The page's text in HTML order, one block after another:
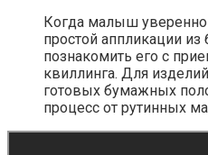
Когда малыш уверенно
простой аппликации из
познакомить его с
квиллинга. Для
готовых бумажных
процесс от рутинных